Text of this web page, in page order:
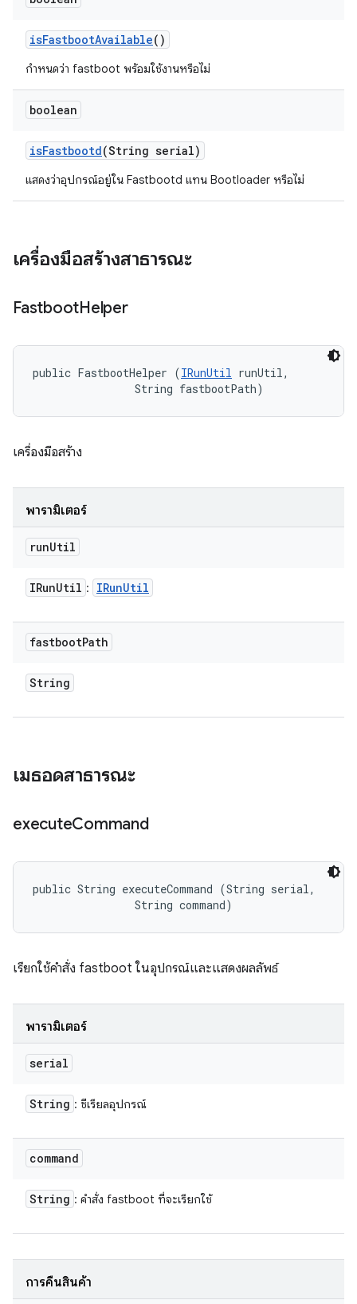
isFastbootAvailable()
กำหนดว่า fastboot พร้อมใช้งานหรือไม่
boolean
isFastbootd(String serial)
แสดงว่าอุปกรณ์อยู่ใน Fastbootd แทน Bootloader หรือไม่
เครื่องมือสร้างสาธารณะ
FastbootHelper
public FastbootHelper (IRunUtil runUtil,
                String fastbootPath)
เครื่องมือสร้าง
พารามิเตอร์
runUtil
IRunUtil : IRunUtil
fastbootPath
String
เมธอดสาธารณะ
executeCommand
public String executeCommand (String serial,
                String command)
เรียกใช้คำสั่ง fastboot ในอุปกรณ์และแสดงผลลัพธ์
พารามิเตอร์
serial
String : ซีเรียลอุปกรณ์
command
String : คำสั่ง fastboot ที่จะเรียกใช้
การคืนสินค้า